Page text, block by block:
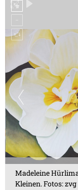
Madeleine
Kleinen. Fotos: zvg